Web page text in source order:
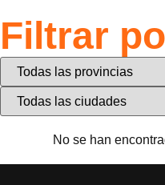
Filtrar
No se han